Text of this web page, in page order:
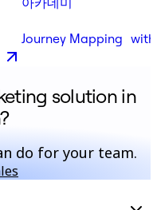
Journey Mapping with
solution in
do for your team.